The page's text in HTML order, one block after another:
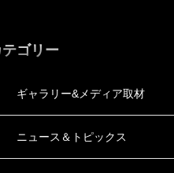
テゴリー
ギャラリー&メディア取材
ニュース＆トピックス